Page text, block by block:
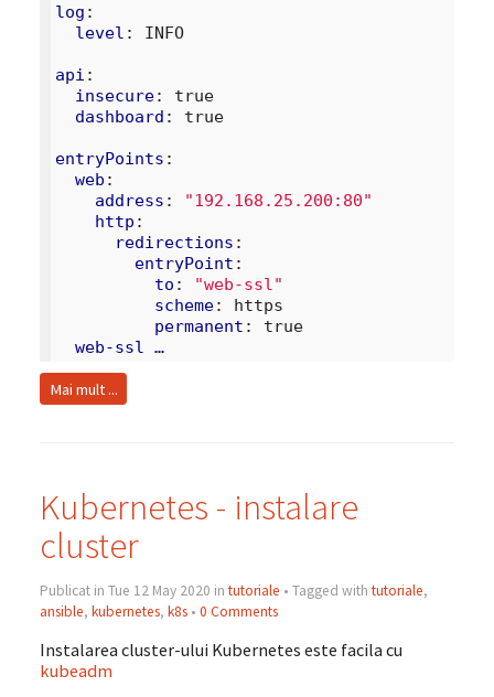
log :
level : INFO
api :
insecure:
true
dashboard : true
entryPoints :
web :
address :
"192.168.25.200:80"
http :
redirections :
entryPoint :
to :
"web-ssl"
scheme:
https
permanent :
true
web-ssl …
Mai mult ...
Kubernetes - instalare
cluster
Publicat in Tue 12 May 2020 in tutoriale • Tagged with tutoriale,
ansible, kubernetes, k8s• 0 Comments
Instalarea cluster-ului Kubernetes este facila cu
kubeadm